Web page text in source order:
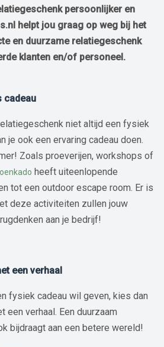
persoonlijker en
helpt jou graag op weg bij het
en duurzame relatiegeschenk
klanten en/of personeel.
cadeau
niet altijd een fysiek
je ook een ervaring cadeau doen.
Zoals proeverijen, workshops of
heeft uiteenlopende
tot een outdoor escape room. Er is
deze activiteiten zullen jouw
aan je bedrijf!
een verhaal
fysiek cadeau wil geven, kies dan
een verhaal. Een duurzaam
bijdraagt aan een betere wereld!